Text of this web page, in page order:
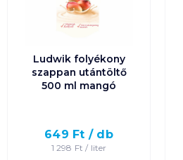
Ludwik folyékony
szappan utántöltő
500 ml mangó
649 Ft / db
1 298 Ft / liter